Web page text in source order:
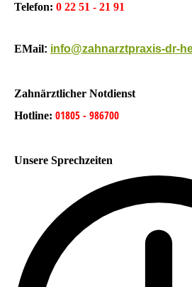
Telefon: 0 22 51 - 21 91
EMail: info@zahnarztpraxis-dr-
Zahnärztlicher Notdienst
Hotline: 01805 - 986700
Unsere Sprechzeiten